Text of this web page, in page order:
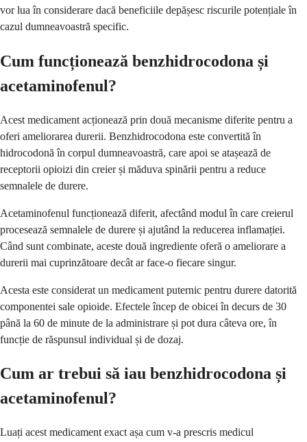
vor lua în considerare dacă beneficiile depășesc riscurile potențiale în
cazul dumneavoastră specific.
Cum funcționează benzhidrocodona și
acetaminofenul?
Acest medicament acționează prin două mecanisme diferite pentru a
oferi ameliorarea durerii. Benzhidrocodona este convertită în
hidrocodonă în corpul dumneavoastră, care apoi se atașează de
receptorii opioizi din creier și măduva spinării pentru a reduce
semnalele de durere.
Acetaminofenul funcționează diferit, afectând modul în care creierul
procesează semnalele de durere și ajutând la reducerea inflamației.
Când sunt combinate, aceste două ingrediente oferă o ameliorare a
durerii mai cuprinzătoare decât ar face-o fiecare singur.
Acesta este considerat un medicament puternic pentru durere datorită
componentei sale opioide. Efectele încep de obicei în decurs de 30
până la 60 de minute de la administrare și pot dura câteva ore, în
funcție de răspunsul individual și de dozaj.
Cum ar trebui să iau benzhidrocodona și
acetaminofenul?
Luați acest medicament exact așa cum v-a prescris medicul